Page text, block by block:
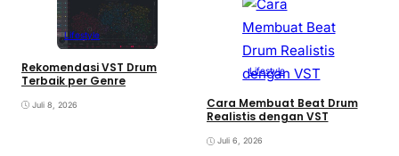
Lifestyle
Rekomendasi VST Drum
Terbaik per Genre
Juli 8, 2026
Lifestyle
Cara Membuat Beat Drum
Realistis dengan VST
Juli 6, 2026